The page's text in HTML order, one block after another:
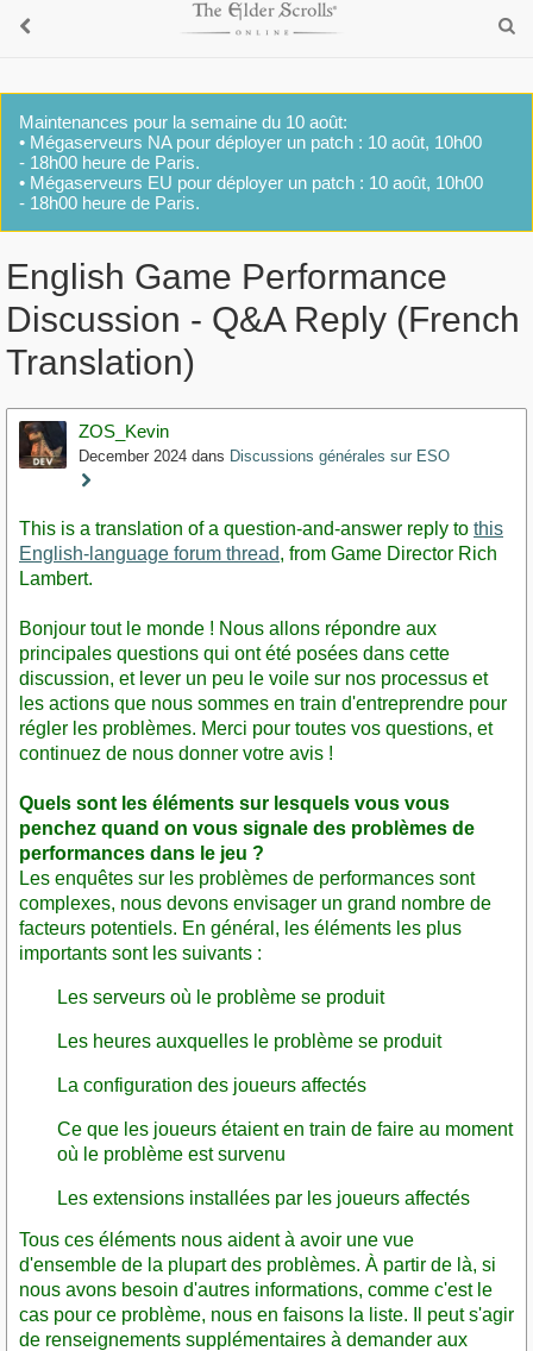
Maintenances pour la semaine du 10 août:
• Mégaserveurs NA pour déployer un patch : 10 août, 10h00
- 18h00 heure de Paris.
• Mégaserveurs EU pour déployer un patch : 10 août, 10h00
- 18h00 heure de Paris.
English Game Performance
Discussion - Q&A Reply (French
Translation)
ZOS_Kevin
December 2024 dans Discussions générales sur ESO
Staff
This is a translation of a question-and-answer reply to this
English-language forum thread, from Game Director Rich
Lambert.
Bonjour tout le monde ! Nous allons répondre aux
principales questions qui ont été posées dans cette
discussion, et lever un peu le voile sur nos processus et
les actions que nous sommes en train d'entreprendre pour
régler les problèmes. Merci pour toutes vos questions, et
continuez de nous donner votre avis !
Quels sont les éléments sur lesquels vous vous
penchez quand on vous signale des problèmes de
performances dans le jeu ?
Les enquêtes sur les problèmes de performances sont
complexes, nous devons envisager un grand nombre de
facteurs potentiels. En général, les éléments les plus
importants sont les suivants :
Les serveurs où le problème se produit
Les heures auxquelles le problème se produit
La configuration des joueurs affectés
Ce que les joueurs étaient en train de faire au moment
où le problème est survenu
Les extensions installées par les joueurs affectés
Tous ces éléments nous aident à avoir une vue
d'ensemble de la plupart des problèmes. À partir de là, si
nous avons besoin d'autres informations, comme c'est le
cas pour ce problème, nous en faisons la liste. Il peut s'agir
de renseignements supplémentaires à demander aux